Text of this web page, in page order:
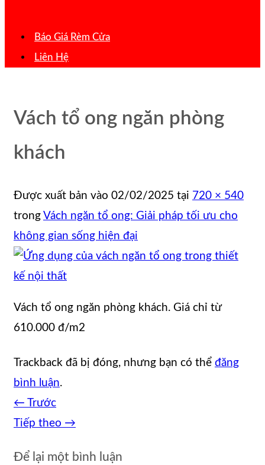
Báo Giá Rèm Cửa
Liên Hệ
Vách tổ ong ngăn phòng
khách
Được xuất bản vào 02/02/2025 tại 720 × 540
trong Vách ngăn tổ ong: Giải pháp tối ưu cho
không gian sống hiện đại
Vách tổ ong ngăn phòng khách. Giá chỉ từ
610.000 đ/m2
Trackback đã bị đóng, nhưng bạn có thể đăng
bình luận.
← Trước
Tiếp theo →
Để lại một bình luận